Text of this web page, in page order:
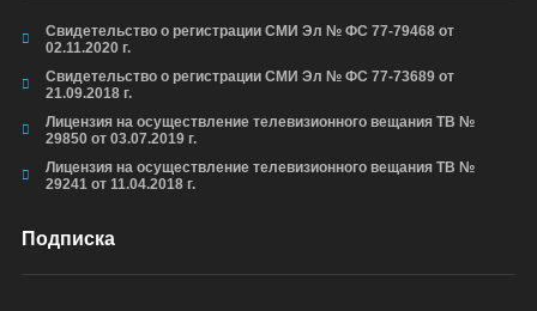
Свидетельство о регистрации СМИ Эл № ФС 77-79468 от
02.11.2020 г.
Свидетельство о регистрации СМИ Эл № ФС 77-73689 от
21.09.2018 г.
Лицензия на осуществление телевизионного вещания ТВ №
29850 от 03.07.2019 г.
Лицензия на осуществление телевизионного вещания ТВ №
29241 от 11.04.2018 г.
Подписка